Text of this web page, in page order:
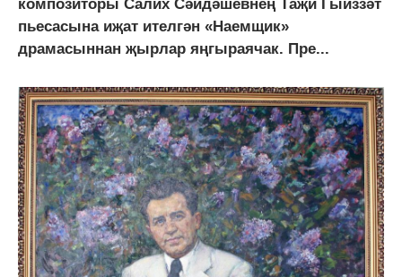
композиторы Салих Сәйдәшевнең Таҗи Гыйззәт
пьесасына иҗат ителгән «Наемщик»
драмасыннан җырлар яңгыраячак. Пре...